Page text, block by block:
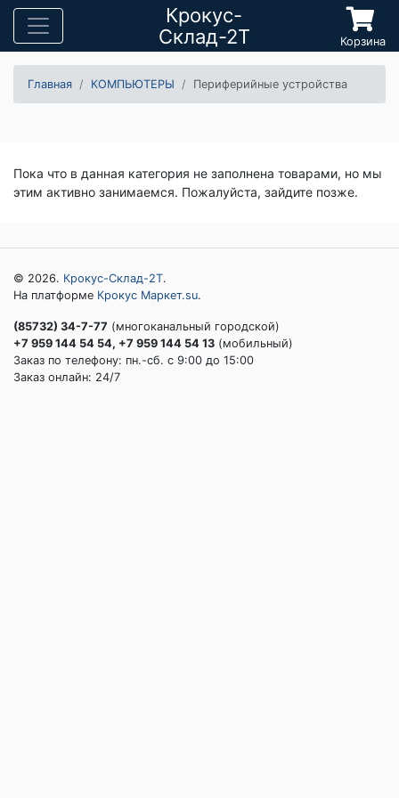
Крокус-
Склад-2Т
Корзина
Главная КОМПЬЮТЕРЫ Периферийные устройства
Пока что в данная категория не заполнена товарами, но мы
этим активно занимаемся. Пожалуйста, зайдите позже.
© 2026. Крокус-Склад-2Т.
На платформе Крокус Маркет.su.
(85732) 34-7-77 (многоканальный городской)
+7 959 144 54 54, +7 959 144 54 13 (мобильный)
Заказ по телефону: пн.-сб. c 9:00 до 15:00
Заказ онлайн: 24/7